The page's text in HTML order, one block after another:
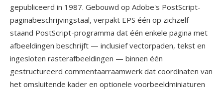
gepubliceerd in 1987. Gebouwd op Adobe's PostScript-
paginabeschrijvingstaal, verpakt EPS één op zichzelf
staand PostScript-programma dat één enkele pagina met
afbeeldingen beschrijft — inclusief vectorpaden, tekst en
ingesloten rasterafbeeldingen — binnen één
gestructureerd commentaarraamwerk dat coordinaten van
het omsluitende kader en optionele voorbeeldminiaturen